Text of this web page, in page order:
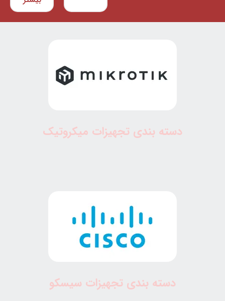
دسته بندی تجهیزات میکروتیک
دسته بندی تجهیزات سیسکو